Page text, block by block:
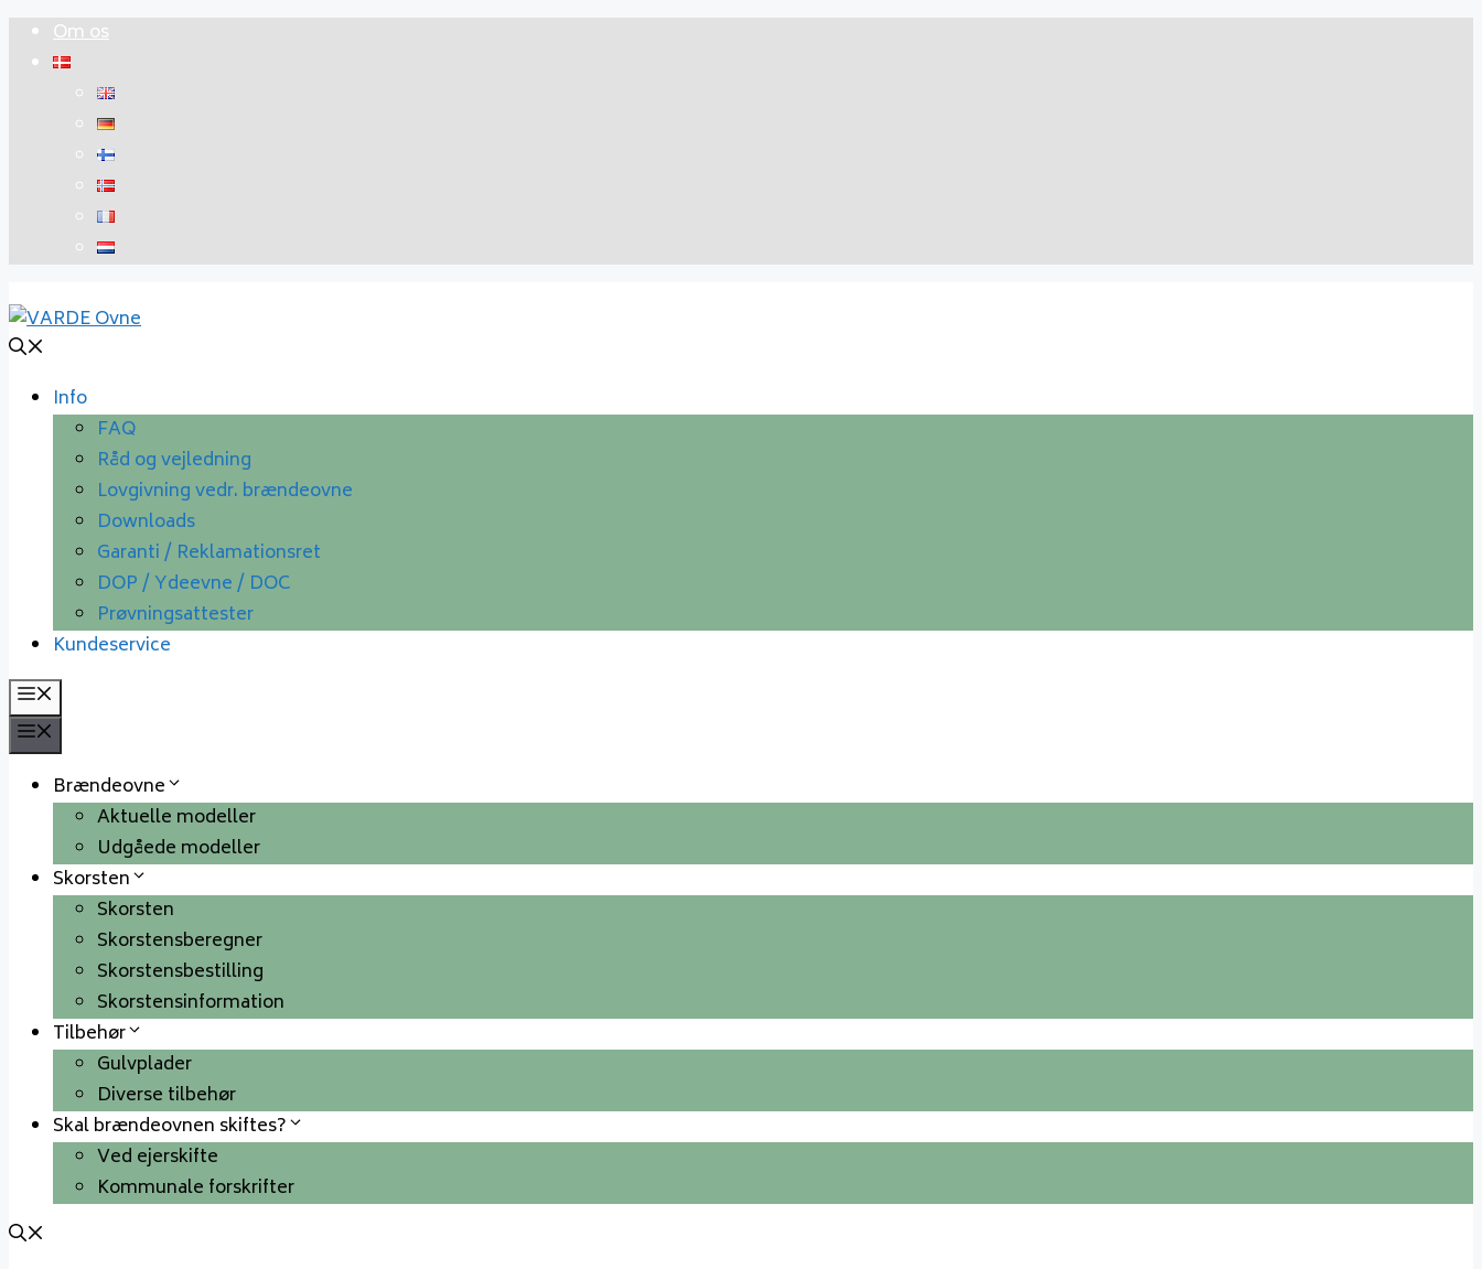
Hop Om os
Info
FAQ
Råd og vejledning
Lovgivning vedr. brændeovne
Downloads
Garanti / Reklamationsret
DOP / Ydeevne / DOC
Prøvningsattester
Kundeservice
Brændeovne
Aktuelle modeller
Udgåede modeller
Skorsten
Skorsten
Skorstensberegner
Skorstensbestilling
Skorstensinformation
Tilbehør
Gulvplader
Diverse tilbehør
Skal brændeovnen skiftes?
Ved ejerskifte
Kommunale forskrifter